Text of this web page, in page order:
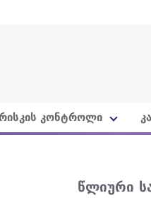
კონტროლი
წლიური